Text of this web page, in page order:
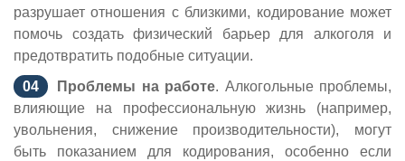
разрушает отношения с близкими, кодирование может
помочь создать физический барьер для алкоголя и
предотвратить подобные ситуации.
Проблемы на работе. Алкогольные проблемы,
влияющие на профессиональную жизнь (например,
увольнения, снижение производительности), могут
быть показанием для кодирования, особенно если